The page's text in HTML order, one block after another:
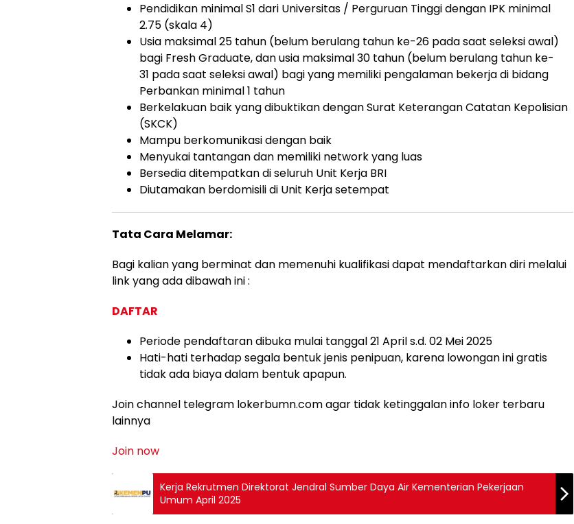
Pendidikan minimal S1 dari Universitas / Perguruan Tinggi dengan IPK minimal
2.75 (skala 4)
Usia maksimal 25 tahun (belum berulang tahun ke-26 pada saat seleksi awal)
bagi Fresh Graduate, dan usia maksimal 30 tahun (belum berulang tahun ke-
31 pada saat seleksi awal) bagi yang memiliki pengalaman bekerja di bidang
Perbankan minimal 1 tahun
Berkelakuan baik yang dibuktikan dengan Surat Keterangan Catatan Kepolisian
(SKCK)
Mampu berkomunikasi dengan baik
Menyukai tantangan dan memiliki network yang luas
Bersedia ditempatkan di seluruh Unit Kerja BRI
Diutamakan berdomisili di Unit Kerja setempat
Tata Cara Melamar:
Bagi kalian yang berminat dan memenuhi kualifikasi dapat mendaftarkan diri melalui
link yang ada dibawah ini :
DAFTAR
Periode pendaftaran dibuka mulai tanggal 21 April s.d. 02 Mei 2025
Hati-hati terhadap segala bentuk jenis penipuan, karena lowongan ini gratis
tidak ada biaya dalam bentuk apapun.
Join channel telegram lokerbumn.com agar tidak ketinggalan info loker terbaru
lainnya
Join now
Kerja Rekrutmen Direktorat Jendral Sumber Daya Air Kementerian Pekerjaan
Umum April 2025